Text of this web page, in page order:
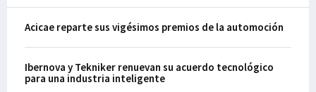
Acicae reparte sus vigésimos premios de la automoción
Ibernova y Tekniker renuevan su acuerdo tecnológico
para una industria inteligente